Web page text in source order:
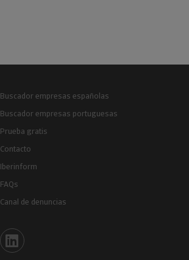
Buscador empresas españolas
Buscador empresas portuguesas
Prueba gratis
Contacto
Iberinform
FAQs
Canal de denuncias
Iberinform en Linkedin